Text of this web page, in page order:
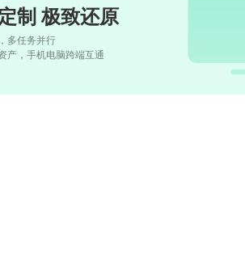
制 极致还原
多任务并行
产，手机电脑跨端互通